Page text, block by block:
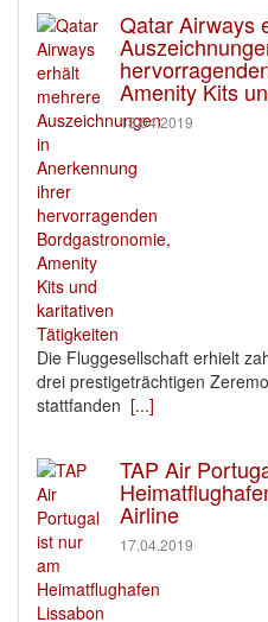
Qatar Airways
Amenity Kits
18.04.2019
Die Fluggesellschaft erhielt
drei prestigeträchtigen
stattfanden [...]
TAP Air
Airline
17.04.2019